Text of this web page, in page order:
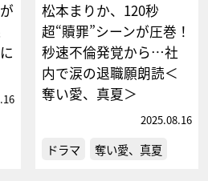
松本まりか、120秒
超“贖罪”シーンが圧巻！
秒速不倫発覚から…社
内で涙の退職願朗読＜
奪い愛、真夏＞
2025.08.16
ドラマ 奪い愛、真夏